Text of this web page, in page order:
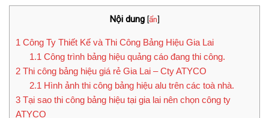
Nội dung [ẩn]
1 Công Ty Thiết Kế và Thi Công Bảng Hiệu Gia Lai
1.1 Công trình bảng hiệu quảng cáo đang thi công.
2 Thi công bảng hiệu giá rẻ Gia Lai – Cty ATYCO
2.1 Hình ảnh thi công bảng hiệu alu trên các toà nhà.
3 Tại sao thi công bảng hiệu tại gia lai nên chọn công ty
ATYCO